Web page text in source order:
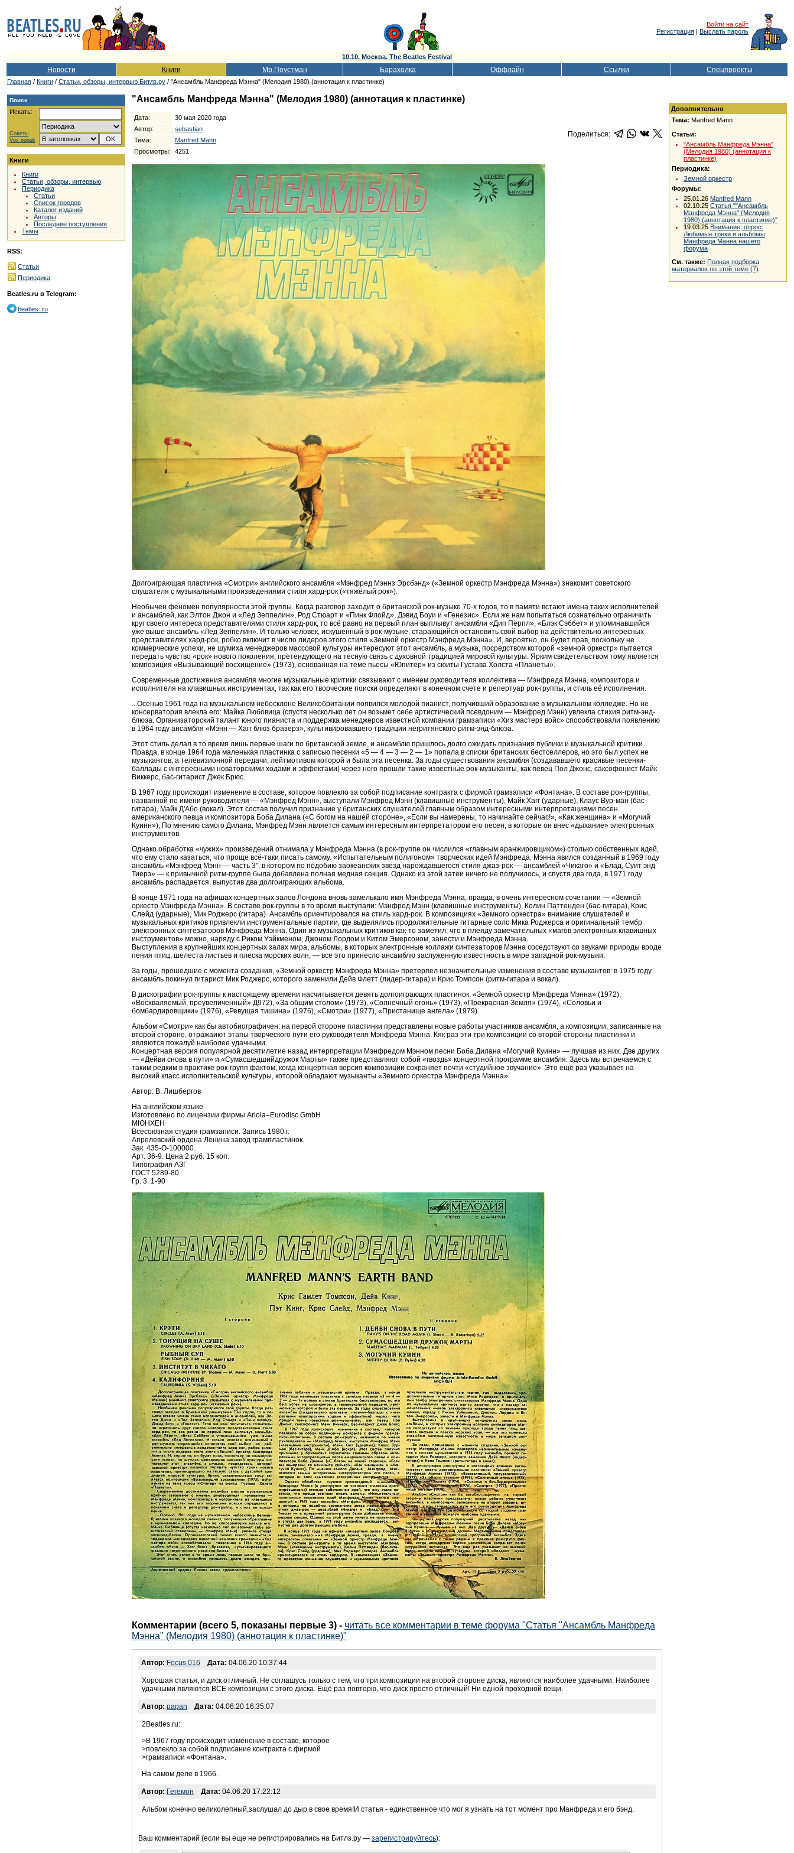
Войти на сайт
Регистрация | Выслать пароль
10.10. Москва. The Beatles Festival
Новости Книги Мр.Поустман Барахолка Оффлайн Ссылки Спецпроекты
Главная / Книги / Cтатьи, обзоры, интервью Битлз.ру / "Ансамбль Манфреда Мэнна" (Мелодия 1980) (аннотация к пластинке)
Поиск
Искать:
Советы
Vox populi
Книги
Книги
Статьи, обзоры, интервью
Периодика
Статьи
Список городов
Каталог изданий
Авторы
Последние поступления
Темы
RSS:
Статьи
Периодика
Beatles.ru в Telegram:
beatles_ru
"Ансамбль Манфреда Мэнна" (Мелодия 1980) (аннотация к пластинке)
Дата:
30 мая 2020 года
Автор:
sebastian
Тема:
Manfred Mann
Просмотры:
4251
Поделиться:
Долгоиграющая пластинка «Смотри» английского ансамбля «Мэнфред Мэннз Эрсбэнд» («Земной оркестр Мэнфреда Мэнна») знакомит советского
слушателя с музыкальными произведениями стиля хард-рок («тяжёлый рок»).
Необычен феномен популярности этой группы. Когда разговор заходит о британской рок-музыке 70-х годов, то в памяти встают имена таких исполнителей
и ансамблей, как Элтон Джон и «Лед Зеппелин», Род Стюарт и «Пинк Флойд», Дэвид Боуи и «Генезис». Если же нам попытаться сознательно ограничить
круг своего интереса представителями стиля хард-рок, то всё равно на первый план выплывут ансамбли «Дип Пёрпл», «Блэк Сэббет» и упоминавшийся
уже выше ансамбль «Лед Зеппелин». И только человек, искушенный в рок-музыке, старающийся остановить свой выбор на действительно интересных
представителях хард-рок, робко включит в число лидеров этого стиля «Земной оркестр Мэнфреда Мэнна». И, вероятно, он будет прав, поскольку не
коммерческие успехи, не шумиха менеджеров массовой культуры интересуют этот ансамбль, а музыка, посредством которой «земной оркестр» пытается
передать чувство «рок» нового поколения, претендующего на тесную связь с духовной традицией мировой культуры. Ярким свидетельством тому является
композиция «Вызывающий восхищение» (1973), основанная на теме пьесы «Юпитер» из сюиты Густава Холста «Планеты».
Современные достижения ансамбля многие музыкальные критики связывают с именем руководителя коллектива — Мэнфреда Мэнна, композитора и
исполнителя на клавишных инструментах, так как его творческие поиски определяют в конечном счете и репертуар рок-группы, и стиль её исполнения.
...Осенью 1961 года на музыкальном небосклоне Великобритании появился молодой пианист, получивший образование в музыкальном колледже. Но не
консерватория влекла его: Майка Любовица (спустя несколько лет он возьмет себе артистический псевдоним — Мэнфред Мэнн) увлекла стихия ритм-энд-
блюэа. Организаторский талант юного пианиста и поддержка менеджеров известной компании грамзаписи «Хиз мастерз войс» способствовали появлению
в 1964 году ансамбля «Мэнн — Хагг блюз бразерз», культивировавшего традиции негритянского ритм-энд-блюэа.
Этот стиль делал в то время лишь первые шаги по британской земле, и ансамблю пришлось долго ожидать признания публики и музыкальной критики.
Правда, в конце 1964 года маленькая пластинка с записью песенки «5 — 4 — 3 — 2 — 1» попала в списки британских бестселлеров, но это был успех не
музыкантов, а телевизионной передачи, лейтмотивом которой и была эта песенка. За годы существования ансамбля (создававшего красивые песенки-
баллады с интересными новаторскими ходами и эффектами) через него прошли такие известные рок-музыканты, как певец Пол Джонс, саксофонист Майк
Виккерс, бас-гитарист Джек Брюс.
В 1967 году происходит изменение в составе, которое повлекло за собой подписание контракта с фирмой грамзаписи «Фонтана». В составе рок-группы,
названной по имени руководителя — «Мэнфред Мэнн», выступали Мэнфред Мэнн (клавишные инструменты), Майк Хагг (ударные), Клаус Вур-ман (бас-
гитара), Майк Д'Або (вокал). Этот состав получил признание у британских слушателей главным образом интересными интерпретациями песен
американского певца и композитора Боба Дилана («С богом на нашей стороне», «Если вы намерены, то начинайте сейчас!», «Как женщина» и «Могучий
Куинн»), По мнению самого Дилана, Мэнфред Мэнн является самым интересным интерпретатором его песен, в которые он внес «дыхание» электронных
инструментов.
Однако обработка «чужих» произведений отнимала у Мэнфреда Мэнна (в рок-группе он числился «главным аранжировщиком») столько собственных идей,
что ему стало казаться, что проще всё-таки писать самому. «Испытательным полигоном» творческих идей Мэнфреда. Мэнна явился созданный в 1969 году
ансамбль «Мэнфред Мэнн — часть 3", в котором по подобию заокеанских звёзд нарождавшегося стиля джаз-рок — ансамблей «Чикаго» и «Блад, Суит энд
Тиерэ» — к привычной ритм-группе была добавлена полная медная секция. Однако из этой затеи ничего не получилось, и спустя два года, в 1971 году
ансамбль распадается, выпустив два долгоиграющих альбома.
В конце 1971 года на афишах концертных залов Лондона вновь замелькало имя Мэнфреда Мэнна, правда, в очень интересном сочетании — «Земной
оркестр Мэнфреда Мэнна». В составе рок-группы в то время выступали: Мэнфред Мэнн (клавишные инструменты), Колин Паттенден (бас-гитара), Крис
Слейд (ударные), Мик Роджерс (гитара). Ансамбль ориентировался на стиль хард-рок. В композициях «Земного оркестра» внимание слушателей и
музыкальных критиков привлекли инструментальные партии, где выделялись продолжительные гитарные соло Мика Роджерса и оригинальный тембр
электронных синтезаторов Мэнфреда Мэнна. Один из музыкальных критиков как-то заметил, что в плеяду замечательных «магов электронных клавишных
инструментов» можно, наряду с Риком Уэйкменом, Джоном Лордом и Китом Эмерсоном, занести и Мэнфреда Мэнна.
Выступления в крупнейших концертных залах мира, альбомы, в которых электронные коллажи синтезаторов Мэнна соседствуют со звуками природы вроде
пения птиц, шелеста листьев и плеска морских волн, — все это принесло ансамблю заслуженную известность в мире западной рок-музыки.
За годы, прошедшие с момента создания, «Земной оркестр Мэнфреда Мэнна» претерпел незначительные изменения в составе музыкантов: в 1975 году
ансамбль покинул гитарист Мик Роджерс, которого заменили Дейв Флетт (лидер-гитара) и Крис Томпсон (ритм-гитара и вокал).
В дискографии рок-группы к настоящему времени насчитывается девять долгоиграющих пластинок: «Земной оркестр Мэнфреда Мэнна» (1972),
«Восхваляемый, преувеличенный» Д972), «За общим столом» (1973), «Солнечный огонь» (1973), «Прекрасная Земля» (1974), «Соловьи и
бомбардировщики» (1976), «Ревущая тишина» (1976), «Смотри» (1977), «Пристанище ангела» (1979).
Альбом «Смотри» как бы автобиографичен: на первой стороне пластинки представлены новые работы участников ансамбля, а композиции, записанные на
второй стороне, отражаиют этапы творческого пути его руководителя Мэнфреда Мэнна. Кяк раз эти три композиции со второй стороны пластинки и
являются пожалуй наиболее удачными.
Концертная версия популярной десятилетие назад интерпретации Мэнфредом Мэнном песни Боба Дилана «Могучий Куинн» — лучшая из них. Две других
— «Дейви снова в пути» и «Сумасшедшийдружок Марты» также представляют собой «гвоздь» концертной программе ансамбля. Здесь мы встречаемся с
таким редким в практике рок-групп фактом, когда концертная версия композиции сохраняет почти «студийное звучание». Это ещё раз указывает на
высокий класс исполнительской культуры, которой обладают музыканты «Земного оркестра Мэнфреда Мэнна».
Автор: В. Лишбергов
На английском языке
Изготовлено по лицензии фирмы Ariola–Eurodisc GmbH
МЮНХЕН
Всесоюзная студия грамзаписи. Запись 1980 г.
Апрелевский ордена Ленина завод грампластинок.
Зак. 435-О-100000.
Арт. 36-9. Цена 2 руб. 15 коп.
Типография АЗГ
ГОСТ 5289-80
Гр. 3. 1-90
Комментарии (всего 5, показаны первые 3) - читать все комментарии в теме форума "Статья "Ансамбль Манфреда
Мэнна" (Мелодия 1980) (аннотация к пластинке)"
Автор: Focus 016 Дата: 04.06.20 10:37:44
Хорошая статья, и диск отличный. Не соглашусь только с тем, что три композиции на второй стороне диска, являются наиболее удачными. Наиболее
удачными являются ВСЕ композиции с этого диска. Ещё раз повторю, что диск просто отличный! Ни одной проходной вещи.
Автор: papan Дата: 04.06.20 16:35:07
2Beatles.ru:
>В 1967 году происходит изменение в составе, которое
>повлекло за собой подписание контракта с фирмой
>грамзаписи «Фонтана».
На самом деле в 1966.
Автор: Гегемон Дата: 04.06.20 17:22:12
Альбом конечно великолепный,заслушал до дыр в свое время!И статья - единственное что мог я узнать на тот момент про Манфреда и его бэнд.
Ваш комментарий (если вы еще не регистрировались на Битлз.ру — зарегистрируйтесь):
Дополнительно
Тема: Manfred Mann
Статьи:
"Ансамбль Манфреда Мэнна"
(Мелодия 1980) (аннотация к
пластинке)
Периодика:
Земной оркестр
Форумы:
25.01.26 Manfred Mann
02.10.25 Статья ""Ансамбль
Манфреда Мэнна" (Мелодия
1980) (аннотация к пластинке)"
19.03.25 Внимание, опрос:
Любимые треки и альбомы
Манфреда Манна нашего
форума
См. также: Полная подборка
материалов по этой теме (7)